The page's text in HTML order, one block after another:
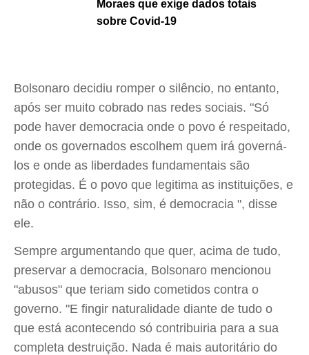
Moraes que exige dados totais
sobre Covid-19
Bolsonaro decidiu romper o silêncio, no entanto,
após ser muito cobrado nas redes sociais. "Só
pode haver democracia onde o povo é respeitado,
onde os governados escolhem quem irá governá-
los e onde as liberdades fundamentais são
protegidas. É o povo que legitima as instituições, e
não o contrário. Isso, sim, é democracia ", disse
ele.
Sempre argumentando que quer, acima de tudo,
preservar a democracia, Bolsonaro mencionou
"abusos" que teriam sido cometidos contra o
governo. "E fingir naturalidade diante de tudo o
que está acontecendo só contribuiria para a sua
completa destruição. Nada é mais autoritário do